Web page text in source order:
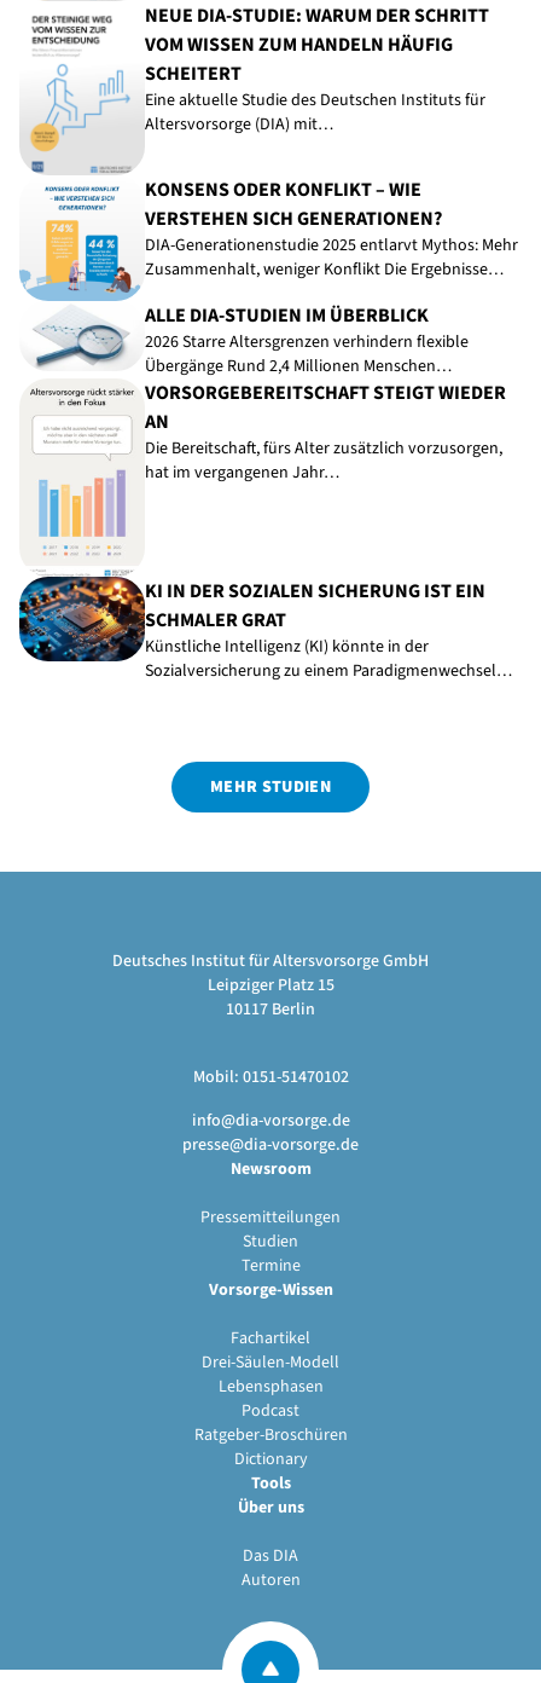
NEUE DIA-STUDIE: WARUM DER SCHRITT
VOM WISSEN ZUM HANDELN HÄUFIG
SCHEITERT
Eine aktuelle Studie des Deutschen Instituts für
Altersvorsorge (DIA) mit…
KONSENS ODER KONFLIKT – WIE
VERSTEHEN SICH GENERATIONEN?
DIA-Generationenstudie 2025 entlarvt Mythos: Mehr
Zusammenhalt, weniger Konflikt Die Ergebnisse…
ALLE DIA-STUDIEN IM ÜBERBLICK
2026 Starre Altersgrenzen verhindern flexible
Übergänge Rund 2,4 Millionen Menschen…
VORSORGEBEREITSCHAFT STEIGT WIEDER
AN
Die Bereitschaft, fürs Alter zusätzlich vorzusorgen,
hat im vergangenen Jahr…
KI IN DER SOZIALEN SICHERUNG IST EIN
SCHMALER GRAT
Künstliche Intelligenz (KI) könnte in der
Sozialversicherung zu einem Paradigmenwechsel…
MEHR STUDIEN
Deutsches Institut für Altersvorsorge GmbH
Leipziger Platz 15
10117 Berlin
Mobil: 0151-51470102
info@dia-vorsorge.de
presse@dia-vorsorge.de
Newsroom
Pressemitteilungen
Studien
Termine
Vorsorge-Wissen
Fachartikel
Drei-Säulen-Modell
Lebensphasen
Podcast
Ratgeber-Broschüren
Dictionary
Tools
Über uns
Das DIA
Autoren